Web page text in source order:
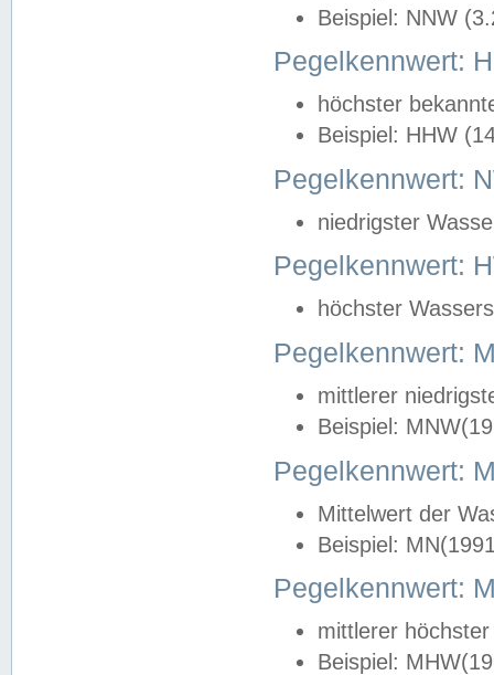
Beispiel: NNW
Pegelkennwert:
höchster
Beispiel: HHW
Pegelkennwert:
niedrigster
Pegelkennwert:
höchster
Pegelkennwert:
mittlerer
Beispiel:
Pegelkennwert:
Mittelwert der
Beispiel:
Pegelkennwert:
mittlerer
Beispiel: